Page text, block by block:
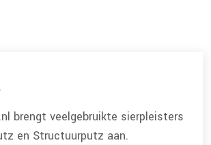
brengt veelgebruikte sierpleisters
en Structuurputz aan.